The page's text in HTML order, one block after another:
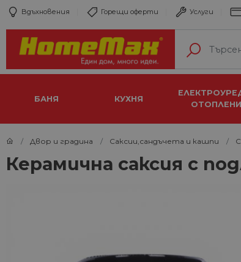
Вдъхновения Горещи оферти Услуги
БАНЯ КУХНЯ
Двор и градина Саксии,сандъчета и кашпи
Керамична саксия с